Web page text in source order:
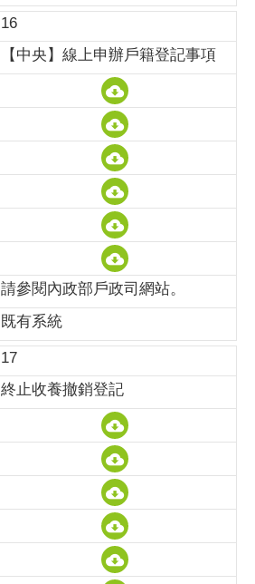
16
【中央】線上申辦戶籍登記事項
請參閱內政部戶政司網站。
既有系統
17
終止收養撤銷登記